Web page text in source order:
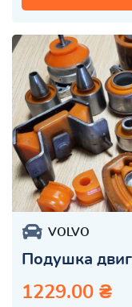
VOLVO
Подушка
1229.00 ₴